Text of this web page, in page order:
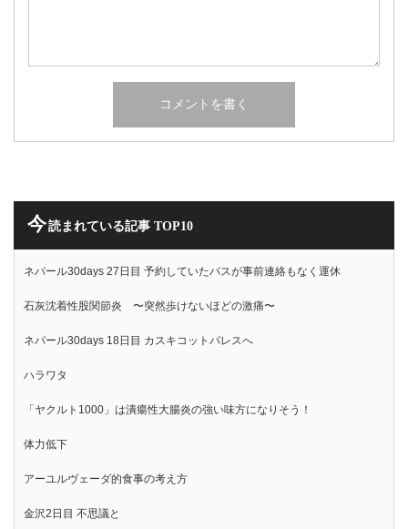
今読まれている記事 TOP10
ネパール30days 27日目 予約していたバスが事前連絡もなく運休
石灰沈着性股関節炎 〜突然歩けないほどの激痛〜
ネパール30days 18日目 カスキコットパレスへ
ハラワタ
「ヤクルト1000」は潰瘍性大腸炎の強い味方になりそう！
体力低下
アーユルヴェーダ的食事の考え方
金沢2日目 不思議と